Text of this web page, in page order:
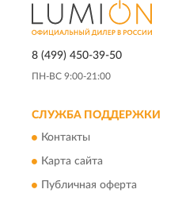
8 (499) 450-39-50
ПН-ВС 9:00-21:00
СЛУЖБА ПОДДЕРЖКИ
Контакты
Карта сайта
Публичная оферта